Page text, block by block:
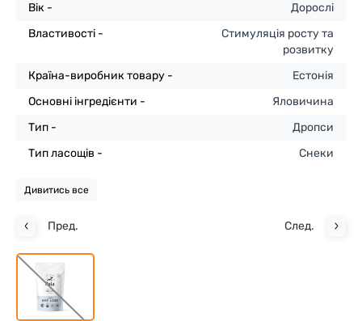
Вік -
Дорослі
Властивості -
Стимуляція росту та
розвитку
Країна-виробник товару -
Естонія
Основні інгредієнти -
Яловичина
Тип -
Дропси
Тип ласощів -
Снеки
Дивитись все
Пред. След.